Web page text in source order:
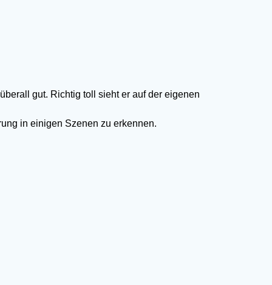
gut. Richtig toll sieht er auf der eigenen
in einigen Szenen zu erkennen.